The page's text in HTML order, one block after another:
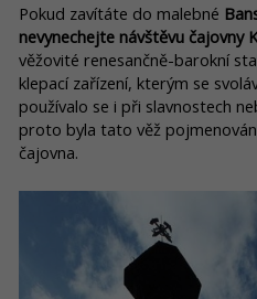
Pokud zavítáte do malebné
nevynechejte návštěvu čajovny
věžovité renesančně-barokní
klepací zařízení, kterým se
používalo se i při slavnostech
proto byla tato věž
čajovna.